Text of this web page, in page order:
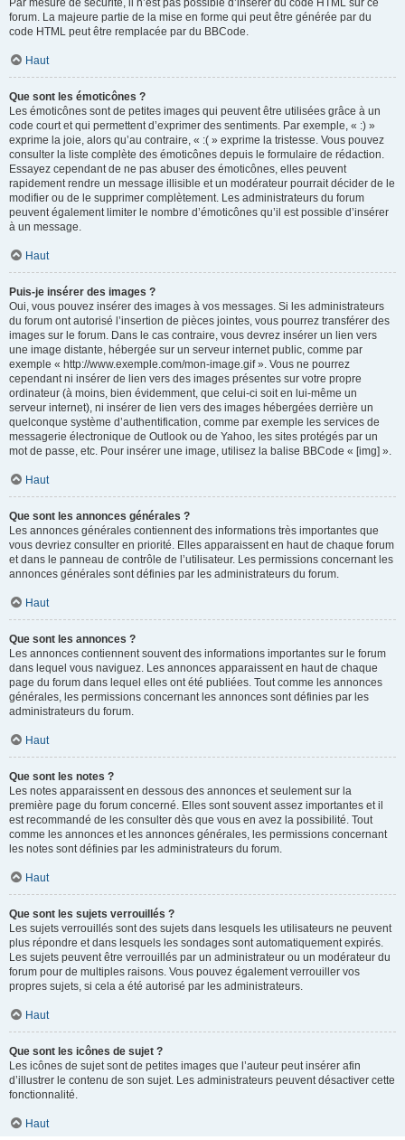
Par mesure de sécurité, il n’est pas possible d’insérer du code HTML sur ce
forum. La majeure partie de la mise en forme qui peut être générée par du
code HTML peut être remplacée par du BBCode.
Haut
Que sont les émoticônes ?
Les émoticônes sont de petites images qui peuvent être utilisées grâce à un
code court et qui permettent d’exprimer des sentiments. Par exemple, « :) »
exprime la joie, alors qu’au contraire, « :( » exprime la tristesse. Vous pouvez
consulter la liste complète des émoticônes depuis le formulaire de rédaction.
Essayez cependant de ne pas abuser des émoticônes, elles peuvent
rapidement rendre un message illisible et un modérateur pourrait décider de le
modifier ou de le supprimer complètement. Les administrateurs du forum
peuvent également limiter le nombre d’émoticônes qu’il est possible d’insérer
à un message.
Haut
Puis-je insérer des images ?
Oui, vous pouvez insérer des images à vos messages. Si les administrateurs
du forum ont autorisé l’insertion de pièces jointes, vous pourrez transférer des
images sur le forum. Dans le cas contraire, vous devrez insérer un lien vers
une image distante, hébergée sur un serveur internet public, comme par
exemple « http://www.exemple.com/mon-image.gif ». Vous ne pourrez
cependant ni insérer de lien vers des images présentes sur votre propre
ordinateur (à moins, bien évidemment, que celui-ci soit en lui-même un
serveur internet), ni insérer de lien vers des images hébergées derrière un
quelconque système d’authentification, comme par exemple les services de
messagerie électronique de Outlook ou de Yahoo, les sites protégés par un
mot de passe, etc. Pour insérer une image, utilisez la balise BBCode « [img] ».
Haut
Que sont les annonces générales ?
Les annonces générales contiennent des informations très importantes que
vous devriez consulter en priorité. Elles apparaissent en haut de chaque forum
et dans le panneau de contrôle de l’utilisateur. Les permissions concernant les
annonces générales sont définies par les administrateurs du forum.
Haut
Que sont les annonces ?
Les annonces contiennent souvent des informations importantes sur le forum
dans lequel vous naviguez. Les annonces apparaissent en haut de chaque
page du forum dans lequel elles ont été publiées. Tout comme les annonces
générales, les permissions concernant les annonces sont définies par les
administrateurs du forum.
Haut
Que sont les notes ?
Les notes apparaissent en dessous des annonces et seulement sur la
première page du forum concerné. Elles sont souvent assez importantes et il
est recommandé de les consulter dès que vous en avez la possibilité. Tout
comme les annonces et les annonces générales, les permissions concernant
les notes sont définies par les administrateurs du forum.
Haut
Que sont les sujets verrouillés ?
Les sujets verrouillés sont des sujets dans lesquels les utilisateurs ne peuvent
plus répondre et dans lesquels les sondages sont automatiquement expirés.
Les sujets peuvent être verrouillés par un administrateur ou un modérateur du
forum pour de multiples raisons. Vous pouvez également verrouiller vos
propres sujets, si cela a été autorisé par les administrateurs.
Haut
Que sont les icônes de sujet ?
Les icônes de sujet sont de petites images que l’auteur peut insérer afin
d’illustrer le contenu de son sujet. Les administrateurs peuvent désactiver cette
fonctionnalité.
Haut